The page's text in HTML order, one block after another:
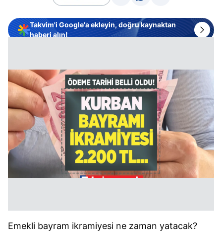
Takvim'i Google'a ekleyin, doğru kaynaktan
haberi alın!
Emekli bayram ikramiyesi ne zaman yatacak?